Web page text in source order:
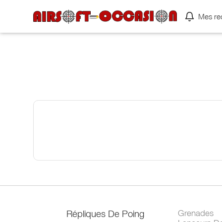
Mes
Répliques De Poing
Grenades